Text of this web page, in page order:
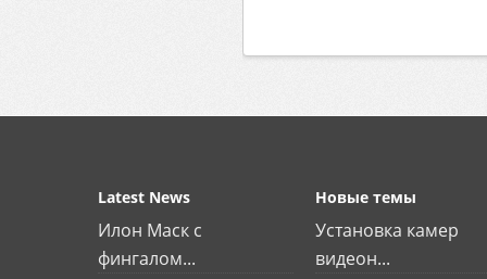
Latest News
Илон Маск с
фингалом...
Новые темы
Установка камер
видеон...